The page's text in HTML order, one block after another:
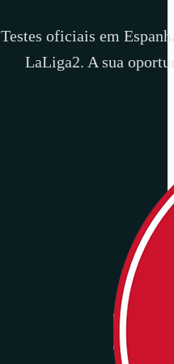
Testes oficiais em
LaLiga2. A sua